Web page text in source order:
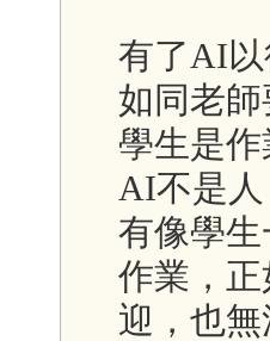
有了AI
如同老
學生是
AI不是
有像學
作業，
迎，也